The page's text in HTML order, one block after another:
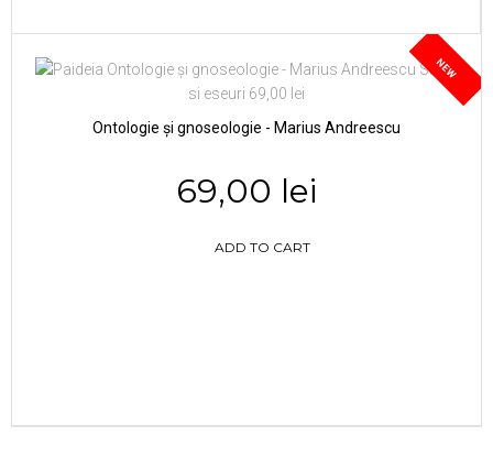
NEW
Ontologie și gnoseologie - Marius Andreescu
69,00 lei
ADD TO CART